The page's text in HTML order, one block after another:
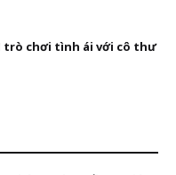
trò chơi tình ái với cô thư